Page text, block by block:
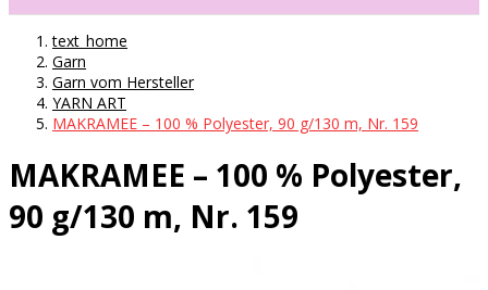
text_home
Garn
Garn vom Hersteller
YARN ART
MAKRAMEE – 100 % Polyester, 90 g/130 m, Nr. 159
MAKRAMEE – 100 % Polyester,
90 g/130 m, Nr. 159